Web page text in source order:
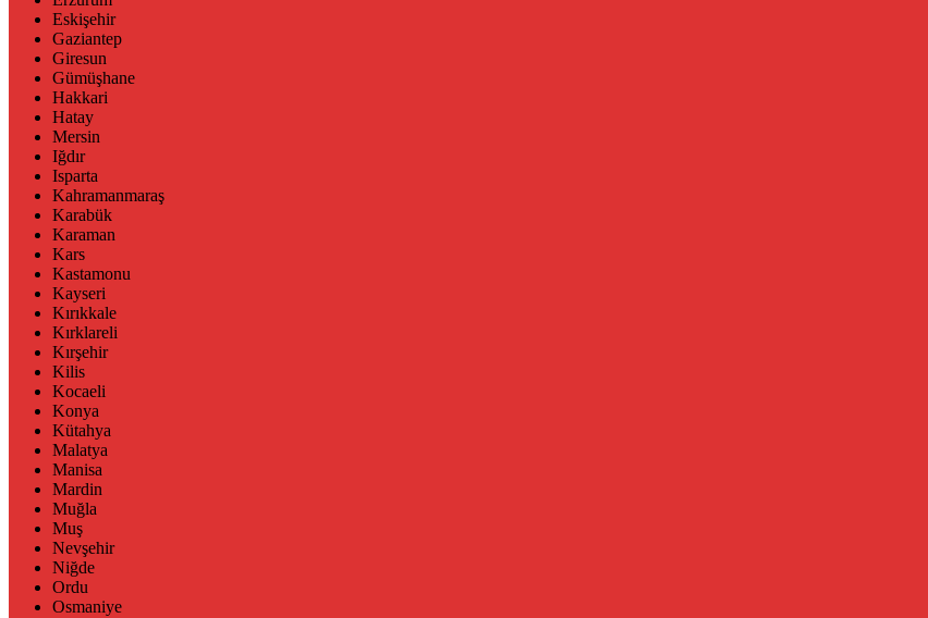
Eskişehir
Gaziantep
Giresun
Gümüşhane
Hakkari
Hatay
Mersin
Iğdır
Isparta
Kahramanmaraş
Karabük
Karaman
Kars
Kastamonu
Kayseri
Kırıkkale
Kırklareli
Kırşehir
Kilis
Kocaeli
Konya
Kütahya
Malatya
Manisa
Mardin
Muğla
Muş
Nevşehir
Niğde
Ordu
Osmaniye